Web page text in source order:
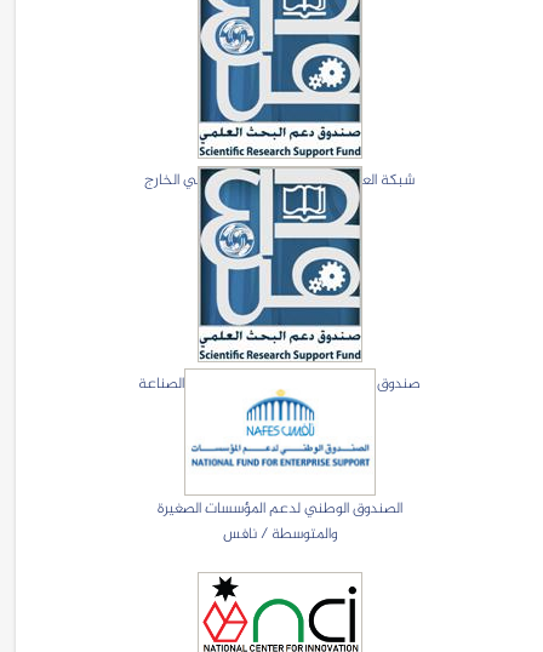
شبكة العلماء والتكنلوجيين الاردنيين في الخارج
(JoSTA)
صندوق دعم البحث العلمي والتطوير في الصناعة
الصندوق الوطني لدعم المؤسسات الصغيرة
والمتوسطة / نافس